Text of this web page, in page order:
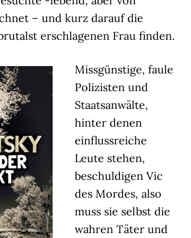
– und kurz darauf die
erschlagenen Frau finden.
Missgünstige, faule
Polizisten und
Staatsanwälte,
hinter denen
einflussreiche
Leute stehen,
beschuldigen Vic
des Mordes, also
muss sie selbst die
wahren Täter und